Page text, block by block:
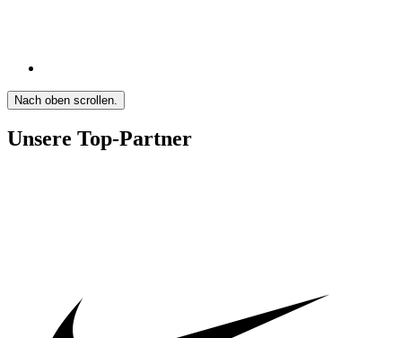
Nach oben scrollen.
Unsere Top-Partner